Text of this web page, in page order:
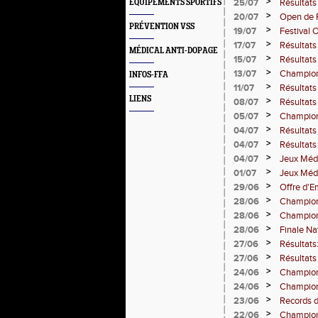
EQUIPEMENTS SPORTIFS
PRÉVENTION VSS
MÉDICAL ANTI-DOPAGE
INFOS-FFA
LIENS
25/07
20/07
>
Open de
19/07
>
Festival
17/07
>
15/07
>
13/07
>
11/07
>
08/07
>
05/07
>
04/07
>
04/07
>
04/07
>
Jeux
01/07
>
Jeux
29/06
>
Offre
28/06
>
28/06
>
Amiens
28/06 >
Finale
27/06
>
27/06
>
24/06
>
engagés
24/06 >
samedi
23/06 >
Records
steeple -
22/06 >